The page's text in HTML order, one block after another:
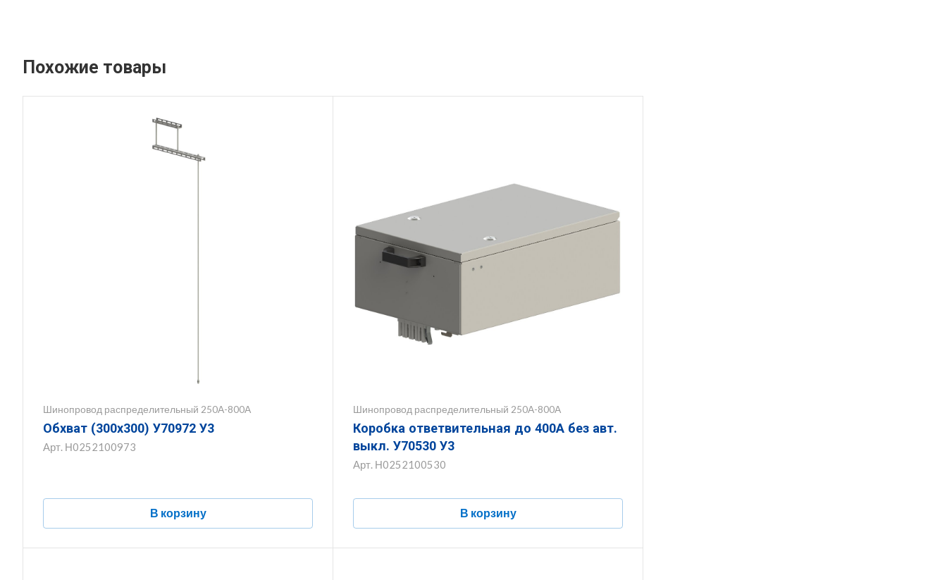
Похожие товары
Шинопровод распределительный 250А-800А
Обхват (300х300) У70972 У3
Арт. Н0252100973
В корзину
Шинопровод распределительный 250А-800А
Коробка ответвительная до 400А без авт.
выкл. У70530 У3
Арт. Н0252100530
В корзину